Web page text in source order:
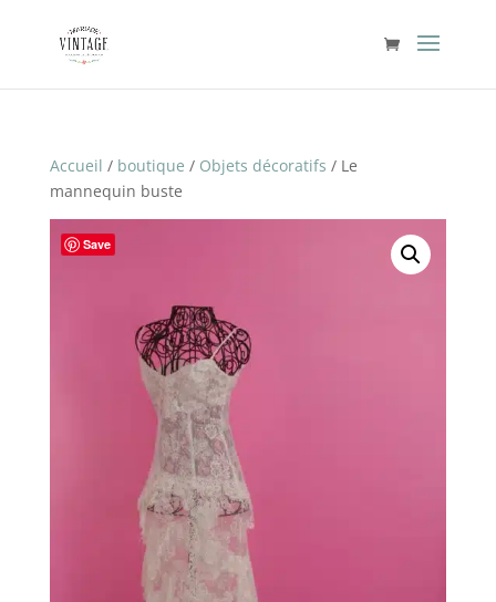
Accueil / boutique / Objets décoratifs / Le
mannequin buste
Save